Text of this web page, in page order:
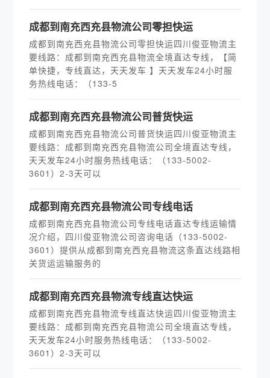
​成都到南充西充县物流公司零担快运
成都到南充西充县物流公司零担快运四川俊亚物流主
要线路：成都到南充西充县物流全境直达专线，【简
单快捷，专线直达，天天发车 】天天发车24小时服
务热线电话：（133-5
​成都到南充西充县物流公司普货快运
成都到南充西充县物流公司普货快运四川俊亚物流主
要线路：成都到南充西充县物流公司全境直达专线，
天天发车24小时服务热线电话：（133-5002-
3601）2-3天可以
​成都到南充西充县物流公司专线电话
成都到南充西充县物流公司专线电话直达专线运输情
况介绍，四川俊亚物流公司咨询电话（133-5002-
3601）提供从成都到南充西充县物流这条直达线路相
关货运运输服务的
​成都到南充西充县物流专线直达快运
成都到南充西充县物流专线直达快运四川俊亚物流主
要线路：成都到南充西充县物流公司全境直达专线，
天天发车24小时服务热线电话：（133-5002-
3601）2-3天可以